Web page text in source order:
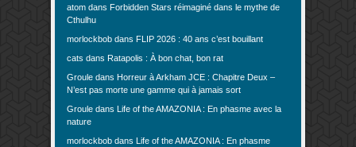
atom dans Forbidden Stars réimaginé dans le mythe de
Cthulhu
morlockbob dans FLIP 2026 : 40 ans c’est bouillant
cats dans Ratapolis : À bon chat, bon rat
Groule dans Horreur à Arkham JCE : Chapitre Deux –
N’est pas morte une gamme qui à jamais sort
Groule dans Life of the AMAZONIA : En phasme avec la
nature
morlockbob dans Life of the AMAZONIA : En phasme